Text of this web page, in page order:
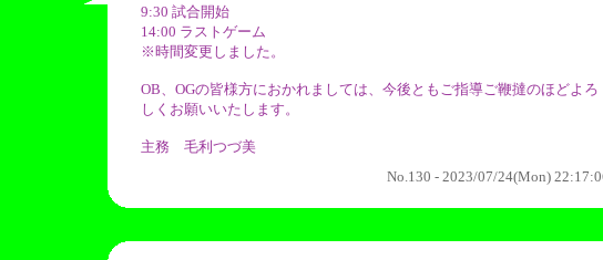
9:30 試合開始
14:00 ラストゲーム
※時間変更しました。
OB、OGの皆様方におかれましては、今後ともご指導ご鞭撻のほどよろ
しくお願いいたします。
主務 毛利つづ美
No.130 - 2023/07/24(Mon)